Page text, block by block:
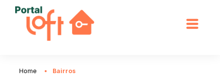
Home Bairros